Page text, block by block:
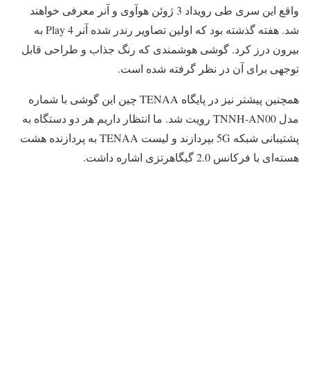
واقع این سری طی رویداد 3 ژوئن هوآوی و آنر معرفی خواهند
شد. هفته گذشته بود که اولین تصاویر رندر شده آنر Play 4 به
بیرون درز کرد. گوشی هوشمندی که رنگ جذاب و طراحی قابل
توجهی برای آن در نظر گرفته شده است.
همچنین پیشتر نیز در پایگاه TENAA چین این گوشی با شماره
مدل TNNH-AN00 رویت شد. ما انتظار داریم هر دو دستگاه به
پشتیبانی شبکه 5G بپردازند و لیست TENAA به پردازنده هشت
هسته‌ای با فرکانس 2.0 گیگاهرتزی اشاره داشت.